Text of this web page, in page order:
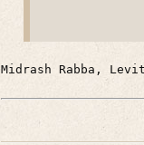
Midrash Rabba,